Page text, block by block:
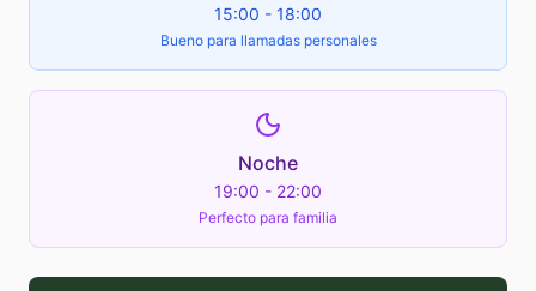
15:00 - 18:00
Bueno para llamadas personales
Noche
19:00 - 22:00
Perfecto para familia